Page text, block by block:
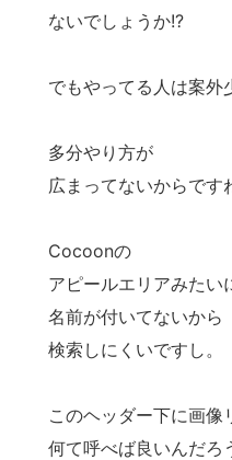
ないでしょうか!?
でもやってる人は案外
多分やり方が
広まってないからです
Cocoonの
アピールエリアみたい
名前が付いてないから
検索しにくいですし。
このヘッダー下に画
何て呼べば良いんだろ